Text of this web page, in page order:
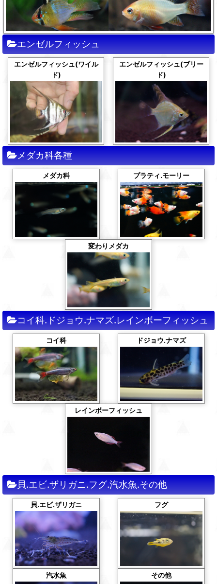
エンゼルフィッシュ
エンゼルフィッシュ(ワイル
ド)
エンゼルフィッシュ(ブリー
ド)
メダカ科各種
メダカ科 プラティ.モーリー
変わりメダカ
コイ科.ドジョウ.ナマズ.レインボーフィッシュ
コイ科 ドジョウ.ナマズ
レインボーフィッシュ
貝.エビ.ザリガニ.フグ.汽水魚.その他
貝.エビ.ザリガニ フグ
汽水魚 その他